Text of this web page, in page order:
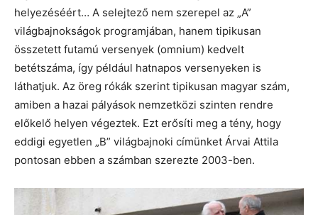
helyezéséért… A selejtező nem szerepel az „A”
világbajnokságok programjában, hanem tipikusan
összetett futamú versenyek (omnium) kedvelt
betétszáma, így például hatnapos versenyeken is
láthatjuk. Az öreg rókák szerint tipikusan magyar szám,
amiben a hazai pályások nemzetközi szinten rendre
előkelő helyen végeztek. Ezt erősíti meg a tény, hogy
eddigi egyetlen „B” világbajnoki címünket Árvai Attila
pontosan ebben a számban szerezte 2003-ben.